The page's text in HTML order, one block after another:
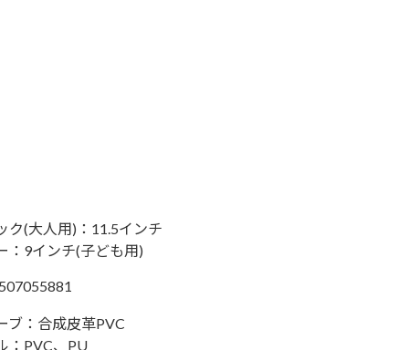
ク(大人用)：11.5インチ
：9インチ(子ども用)
ブ：合成皮革PVC
：PVC、PU